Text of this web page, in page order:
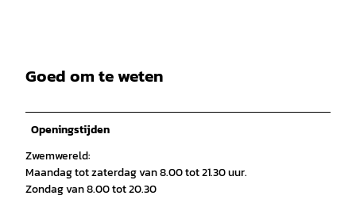
Goed om te weten
Openingstijden
Zwemwereld:
Maandag tot zaterdag van 8.00 tot 21.30 uur.
Zondag van 8.00 tot 20.30